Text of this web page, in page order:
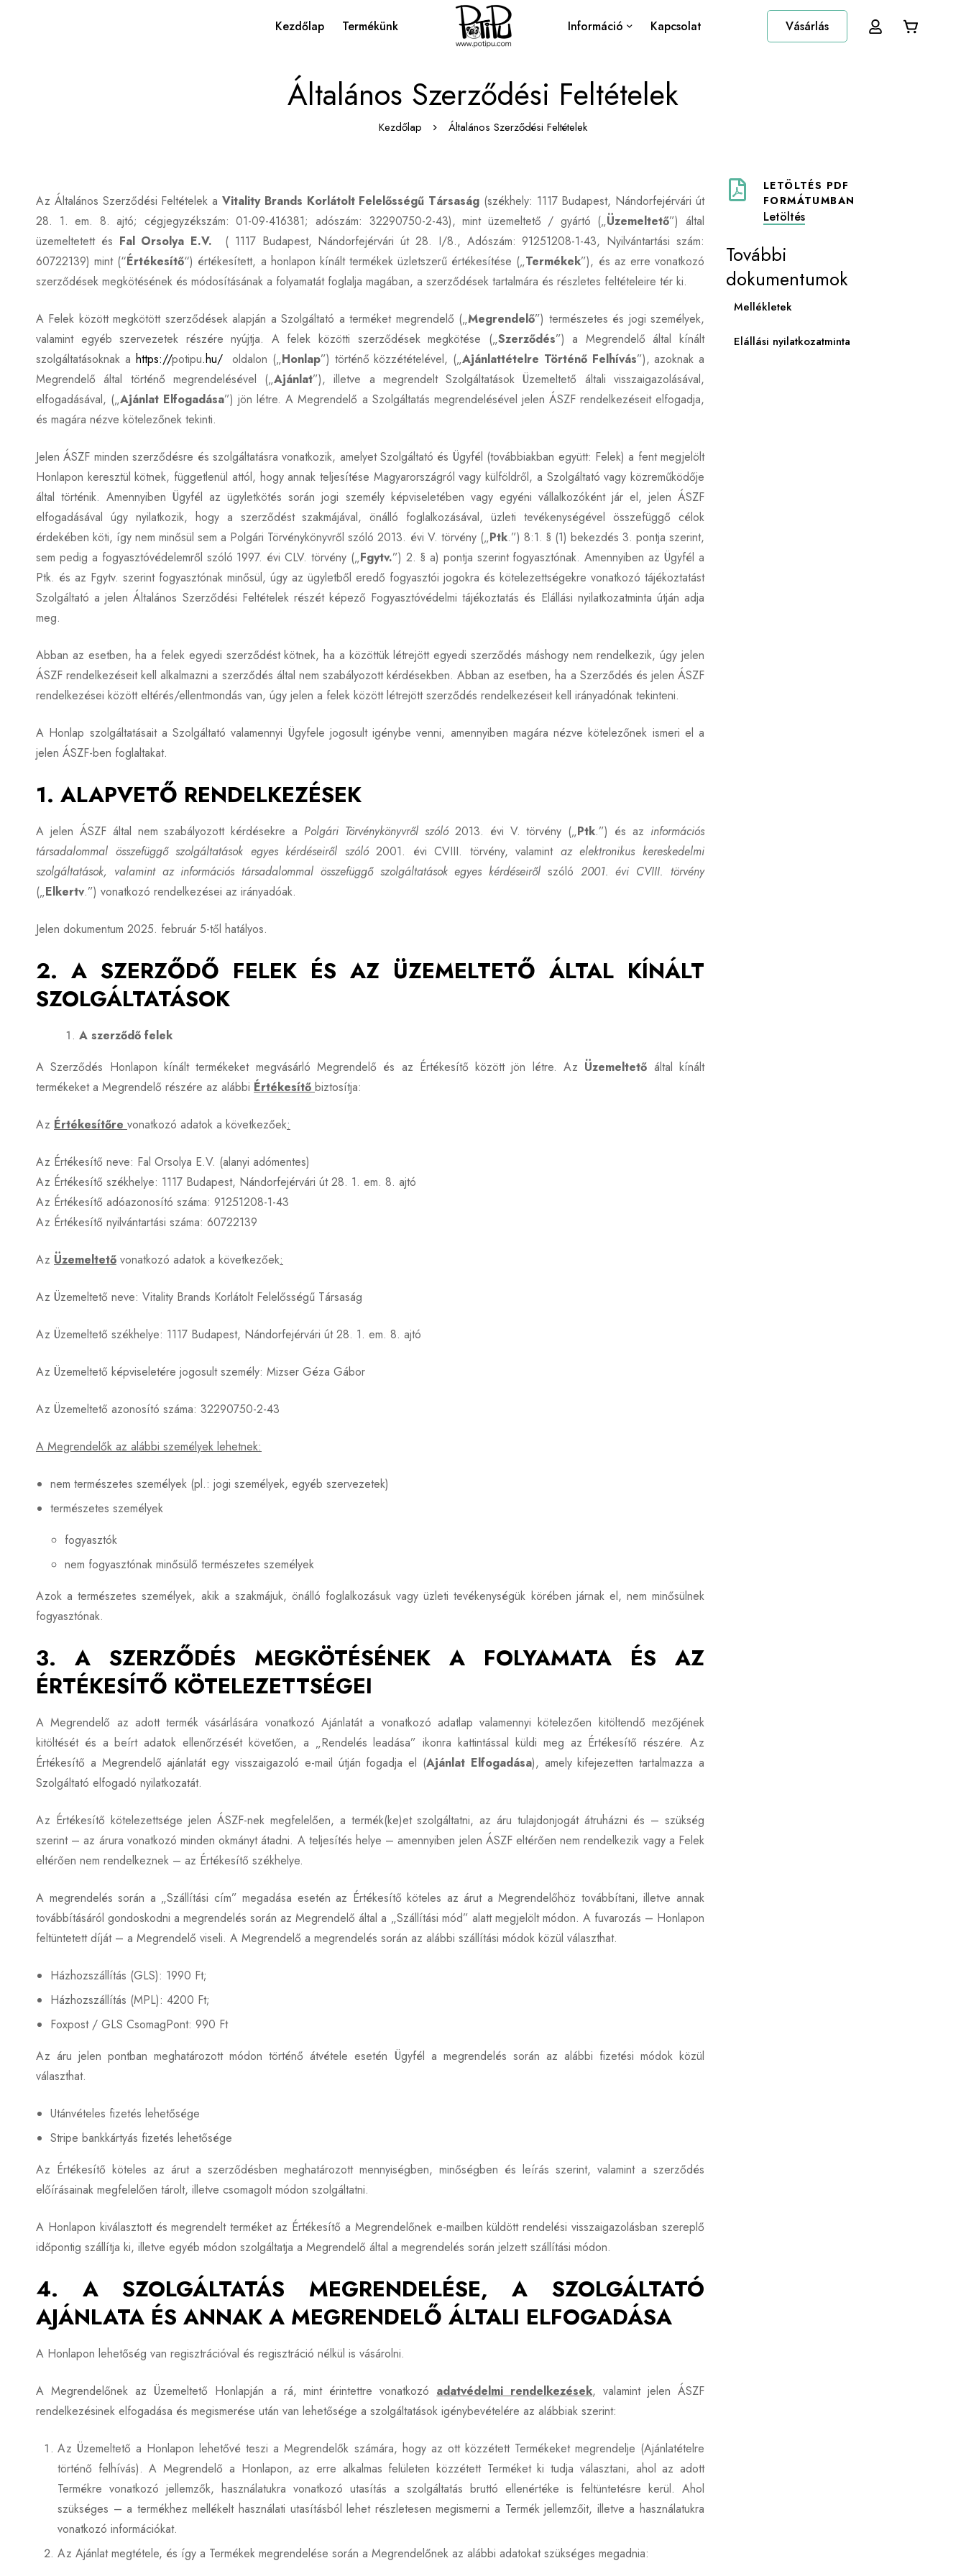
Kezdőlap Termékünk Információ Kapcsolat Vásárlás
Általános Szerződési Feltételek
Kezdőlap Általános Szerződési Feltételek
Az Általános Szerződési Feltételek a Vitality Brands Korlátolt Felelősségű Társaság (székhely: 1117 Budapest, Nándorfejérvári út
28. 1. em. 8. ajtó; cégjegyzékszám: 01-09-416381; adószám: 32290750-2-43), mint üzemeltető / gyártó („Üzemeltető”) által
üzemeltetett és Fal Orsolya E.V. ( 1117 Budapest, Nándorfejérvári út 28. I/8., Adószám: 91251208-1-43, Nyilvántartási szám:
60722139) mint (“Értékesítő“) értékesített, a honlapon kínált termékek üzletszerű értékesítése („Termékek”), és az erre vonatkozó
szerződések megkötésének és módosításának a folyamatát foglalja magában, a szerződések tartalmára és részletes feltételeire tér ki.
A Felek között megkötött szerződések alapján a Szolgáltató a terméket megrendelő („Megrendelő”) természetes és jogi személyek,
valamint egyéb szervezetek részére nyújtja. A felek közötti szerződések megkötése („Szerződés”) a Megrendelő által kínált
szolgáltatásoknak a https://potipu.hu/oldalon („Honlap”) történő közzétételével, („Ajánlattételre Történő Felhívás”), azoknak a
Megrendelő által történő megrendelésével („Ajánlat”), illetve a megrendelt Szolgáltatások Üzemeltető általi visszaigazolásával,
elfogadásával, („Ajánlat Elfogadása”) jön létre. A Megrendelő a Szolgáltatás megrendelésével jelen ÁSZF rendelkezéseit elfogadja,
és magára nézve kötelezőnek tekinti.
Jelen ÁSZF minden szerződésre és szolgáltatásra vonatkozik, amelyet Szolgáltató és Ügyfél (továbbiakban együtt: Felek) a fent megjelölt
Honlapon keresztül kötnek, függetlenül attól, hogy annak teljesítése Magyarországról vagy külföldről, a Szolgáltató vagy közreműködője
által történik. Amennyiben Ügyfél az ügyletkötés során jogi személy képviseletében vagy egyéni vállalkozóként jár el, jelen ÁSZF
elfogadásával úgy nyilatkozik, hogy a szerződést szakmájával, önálló foglalkozásával, üzleti tevékenységével összefüggő célok
érdekében köti, így nem minősül sem a Polgári Törvénykönyvről szóló 2013. évi V. törvény („Ptk.”) 8:1. § (1) bekezdés 3. pontja szerint,
sem pedig a fogyasztóvédelemről szóló 1997. évi CLV. törvény („Fgytv.”) 2. § a) pontja szerint fogyasztónak. Amennyiben az Ügyfél a
Ptk. és az Fgytv. szerint fogyasztónak minősül, úgy az ügyletből eredő fogyasztói jogokra és kötelezettségekre vonatkozó tájékoztatást
Szolgáltató a jelen Általános Szerződési Feltételek részét képező Fogyasztóvédelmi tájékoztatás és Elállási nyilatkozatminta útján adja
meg.
Abban az esetben, ha a felek egyedi szerződést kötnek, ha a közöttük létrejött egyedi szerződés máshogy nem rendelkezik, úgy jelen
ÁSZF rendelkezéseit kell alkalmazni a szerződés által nem szabályozott kérdésekben. Abban az esetben, ha a Szerződés és jelen ÁSZF
rendelkezései között eltérés/ellentmondás van, úgy jelen a felek között létrejött szerződés rendelkezéseit kell irányadónak tekinteni.
A Honlap szolgáltatásait a Szolgáltató valamennyi Ügyfele jogosult igénybe venni, amennyiben magára nézve kötelezőnek ismeri el a
jelen ÁSZF-ben foglaltakat.
1. ALAPVETŐ RENDELKEZÉSEK
A jelen ÁSZF által nem szabályozott kérdésekre a Polgári Törvénykönyvről szóló2013. évi V. törvény („Ptk.”) és az információs
társadalommal összefüggő szolgáltatások egyes kérdéseiről szóló2001. évi CVIII. törvény, valamint az elektronikus kereskedelmi
szolgáltatások, valamint az információs társadalommal összefüggő szolgáltatások egyes kérdéseiről szóló 2001. évi CVIII. törvény
(„Elkertv.”) vonatkozó rendelkezései az irányadóak.
Jelen dokumentum 2025. február 5-től hatályos.
2. A SZERZŐDŐ FELEK ÉS AZ ÜZEMELTETŐ ÁLTAL KÍNÁLT
SZOLGÁLTATÁSOK
A szerződő felek
A Szerződés Honlapon kínált termékeket megvásárló Megrendelő és az Értékesítő között jön létre. Az Üzemeltető által kínált
termékeket a Megrendelő részére az alábbi Értékesítő biztosítja:
Az Értékesítőre vonatkozó adatok a következőek:
Az Értékesítő neve: Fal Orsolya E.V. (alanyi adómentes)
Az Értékesítő székhelye: 1117 Budapest, Nándorfejérvári út 28. 1. em. 8. ajtó
Az Értékesítő adóazonosító száma: 91251208-1-43
Az Értékesítő nyilvántartási száma: 60722139
Az Üzemeltető vonatkozó adatok a következőek:
Az Üzemeltető neve: Vitality Brands Korlátolt Felelősségű Társaság
Az Üzemeltető székhelye: 1117 Budapest, Nándorfejérvári út 28. 1. em. 8. ajtó
Az Üzemeltető képviseletére jogosult személy: Mizser Géza Gábor
Az Üzemeltető azonosító száma: 32290750-2-43
A Megrendelők az alábbi személyek lehetnek:
nem természetes személyek (pl.: jogi személyek, egyéb szervezetek)
természetes személyek
fogyasztók
nem fogyasztónak minősülő természetes személyek
Azok a természetes személyek, akik a szakmájuk, önálló foglalkozásuk vagy üzleti tevékenységük körében járnak el, nem minősülnek
fogyasztónak.
3. A SZERZŐDÉS MEGKÖTÉSÉNEK A FOLYAMATA ÉS AZ
ÉRTÉKESÍTŐ KÖTELEZETTSÉGEI
A Megrendelő az adott termék vásárlására vonatkozó Ajánlatát a vonatkozó adatlap valamennyi kötelezően kitöltendő mezőjének
kitöltését és a beírt adatok ellenőrzését követően, a „Rendelés leadása” ikonra kattintással küldi meg az Értékesítő részére. Az
Értékesítő a Megrendelő ajánlatát egy visszaigazoló e-mail útján fogadja el (Ajánlat Elfogadása), amely kifejezetten tartalmazza a
Szolgáltató elfogadó nyilatkozatát.
Az Értékesítő kötelezettsége jelen ÁSZF-nek megfelelően, a termék(ke)et szolgáltatni, az áru tulajdonjogát átruházni és – szükség
szerint – az árura vonatkozó minden okmányt átadni. A teljesítés helye – amennyiben jelen ÁSZF eltérően nem rendelkezik vagy a Felek
eltérően nem rendelkeznek – az Értékesítő székhelye.
A megrendelés során a „Szállítási cím” megadása esetén az Értékesítő köteles az árut a Megrendelőhöz továbbítani, illetve annak
továbbításáról gondoskodni a megrendelés során az Megrendelő által a „Szállítási mód” alatt megjelölt módon. A fuvarozás – Honlapon
feltüntetett díját – a Megrendelő viseli. A Megrendelő a megrendelés során az alábbi szállítási módok közül választhat.
Házhozszállítás (GLS): 1990 Ft;
Házhozszállítás (MPL): 4200 Ft;
Foxpost / GLS CsomagPont: 990 Ft
Az áru jelen pontban meghatározott módon történő átvétele esetén Ügyfél a megrendelés során az alábbi fizetési módok közül
választhat.
Utánvételes fizetés lehetősége
Stripe bankkártyás fizetés lehetősége
Az Értékesítő köteles az árut a szerződésben meghatározott mennyiségben, minőségben és leírás szerint, valamint a szerződés
előírásainak megfelelően tárolt, illetve csomagolt módon szolgáltatni.
A Honlapon kiválasztott és megrendelt terméket az Értékesítő a Megrendelőnek e-mailben küldött rendelési visszaigazolásban szereplő
időpontig szállítja ki, illetve egyéb módon szolgáltatja a Megrendelő által a megrendelés során jelzett szállítási módon.
4. A SZOLGÁLTATÁS MEGRENDELÉSE, A SZOLGÁLTATÓ
AJÁNLATA ÉS ANNAK A MEGRENDELŐ ÁLTALI ELFOGADÁSA
A Honlapon lehetőség van regisztrációval és regisztráció nélkül is vásárolni.
A Megrendelőnek az Üzemeltető Honlapján a rá, mint érintettre vonatkozó adatvédelmi rendelkezések, valamint jelen ÁSZF
rendelkezésinek elfogadása és megismerése után van lehetősége a szolgáltatások igénybevételére az alábbiak szerint:
Az Üzemeltető a Honlapon lehetővé teszi a Megrendelők számára, hogy az ott közzétett Termékeket megrendelje (Ajánlatételre
történő felhívás). A Megrendelő a Honlapon, az erre alkalmas felületen közzétett Terméket ki tudja választani, ahol az adott
Termékre vonatkozó jellemzők, használatukra vonatkozó utasítás a szolgáltatás bruttó ellenértéke is feltüntetésre kerül. Ahol
szükséges – a termékhez mellékelt használati utasításból lehet részletesen megismerni a Termék jellemzőit, illetve a használatukra
vonatkozó információkat.
Az Ajánlat megtétele, és így a Termékek megrendelése során a Megrendelőnek az alábbi adatokat szükséges megadnia:
LETÖLTÉS PDF
FORMÁTUMBAN
Letöltés
További
dokumentumok
Mellékletek
Elállási nyilatkozatminta